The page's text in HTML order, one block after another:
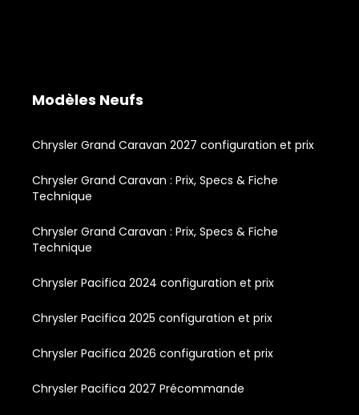
Modèles Neufs
Chrysler Grand Caravan 2027 configuration et prix
Chrysler Grand Caravan : Prix, Specs & Fiche
Technique
Chrysler Grand Caravan : Prix, Specs & Fiche
Technique
Chrysler Pacifica 2024 configuration et prix
Chrysler Pacifica 2025 configuration et prix
Chrysler Pacifica 2026 configuration et prix
Chrysler Pacifica 2027 Précommande